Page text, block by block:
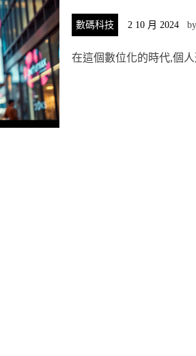
數碼科技 2 10 月 2024 by
在這個數位化的時代,個